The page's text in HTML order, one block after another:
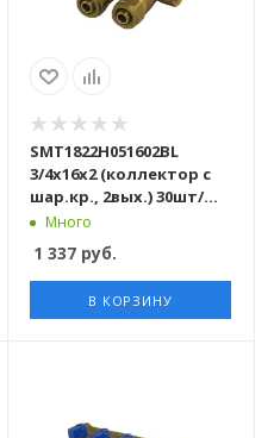
SMT1822Н051602BL
3/4x16x2 (коллектор с
шар.кр., 2вых.) 30шт/
корМного
1 337руб.
В КОРЗИНУ